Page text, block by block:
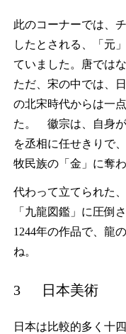
此のコーナーでは、
したとされる、「元
ていました。唐ではな
ただ、宋の中では、
の北宋時代からは一
た。 徽宗は、自身
を丞相に任せきりで
牧民族の「金」に奪
代わって立てられた
「九龍図鑑」に圧倒
1244年の作品で、龍
ね。
3 日本美術
日本は比較的多く十